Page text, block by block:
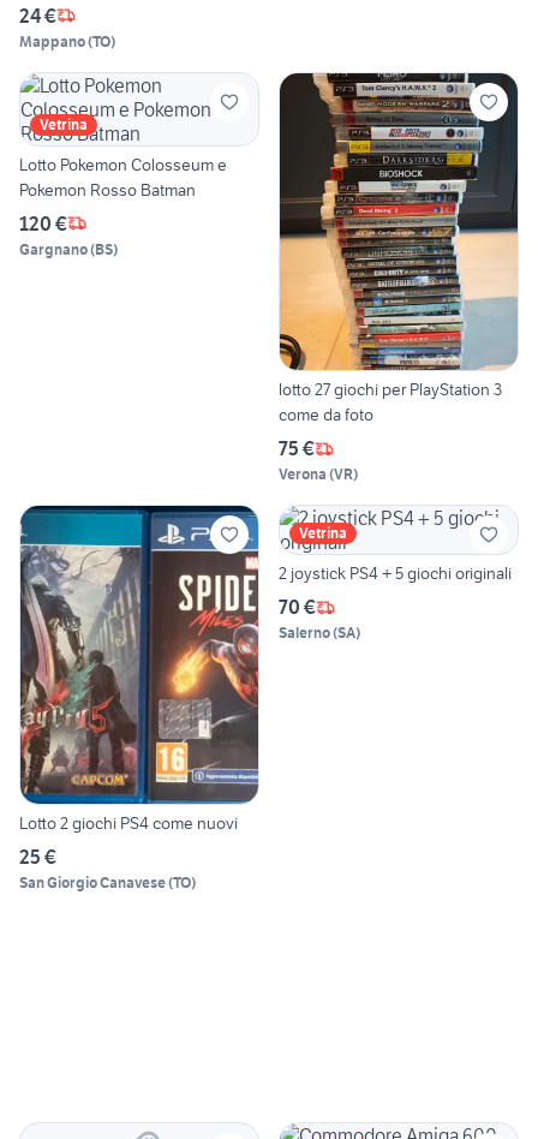
24 €
Mappano(TO)
Vetrina
Lotto Pokemon Colosseum e
Pokemon Rosso Batman
120 €
Gargnano(BS)
lotto 27 giochi per PlayStation 3
come da foto
75 €
Verona (VR)
Lotto 2 giochi PS4 come nuovi
25 €
San Giorgio Canavese(TO)
Vetrina
2 joystick PS4 + 5 giochi originali
70 €
Salerno(SA)